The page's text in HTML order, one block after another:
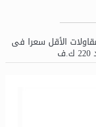
الأقل سعرا فى